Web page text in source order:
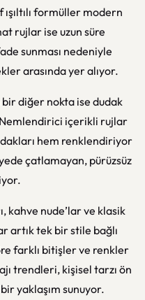
formüller modern
rujlar ise uzun süre
sunması nedeniyle
arasında yer alıyor.
diğer nokta ise dudak
Nemlendirici içerikli rujlar
hem renklendiriyor
çatlamayan, pürüzsüz
kahve nude’lar ve klasik
artık tek bir stile bağlı
farklı bitişler ve renkler
trendleri, kişisel tarzı ön
yaklaşım sunuyor.